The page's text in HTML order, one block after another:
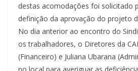
destas acomodações foi solicitado
definição da aprovação do projeto
No dia anterior ao encontro do
os trabalhadores, o Diretores da
(Financeiro) e Juliana Ubarana